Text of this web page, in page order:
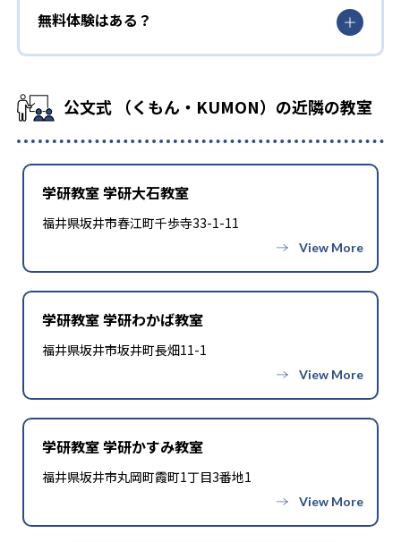
無料体験はある？
公文式 （くもん・KUMON）の近隣の教室
学研教室 学研大石教室
福井県坂井市春江町千歩寺33-1-11
学研教室 学研わかば教室
福井県坂井市坂井町長畑11-1
学研教室 学研かすみ教室
福井県坂井市丸岡町霞町1丁目3番地1